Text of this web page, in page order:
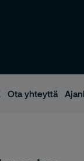
Ota yhteyttä